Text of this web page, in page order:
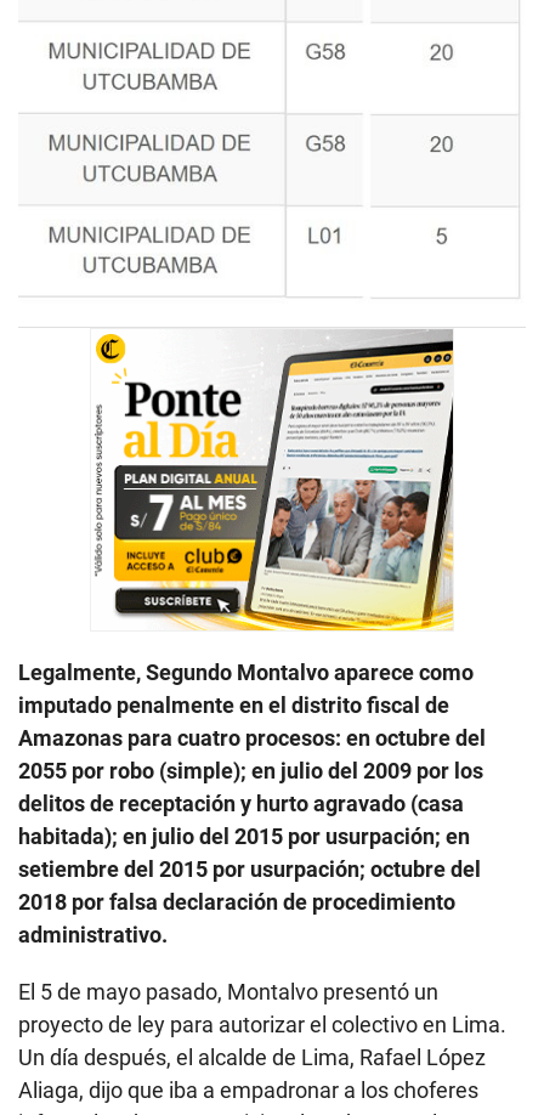
Legalmente, Segundo Montalvo aparece como
imputado penalmente en el distrito fiscal de
Amazonas para cuatro procesos: en octubre del
2055 por robo (simple); en julio del 2009 por los
delitos de receptación y hurto agravado (casa
habitada); en julio del 2015 por usurpación; en
setiembre del 2015 por usurpación; octubre del
2018 por falsa declaración de procedimiento
administrativo.
El 5 de mayo pasado, Montalvo presentó un
proyecto de ley para autorizar el colectivo en Lima.
Un día después, el alcalde de Lima, Rafael López
Aliaga, dijo que iba a empadronar a los choferes